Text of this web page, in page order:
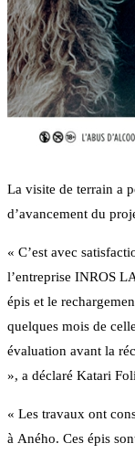
La visite de terrain a
d’avancement du
« C’est avec
l’entreprise INROS
épis et le
quelques mois de
évaluation avant la
», a déclaré Katari
« Les travaux ont
à Aného. Ces épis